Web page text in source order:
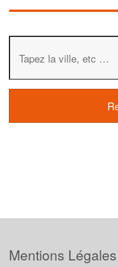
Mentions Légales